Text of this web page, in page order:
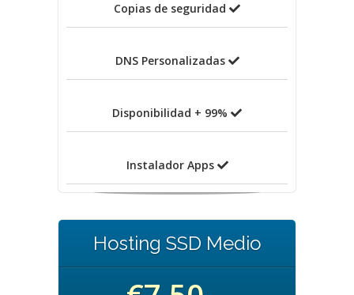
Copias de seguridad
DNS Personalizadas
Disponibilidad + 99%
Instalador Apps
Hosting SSD Medio